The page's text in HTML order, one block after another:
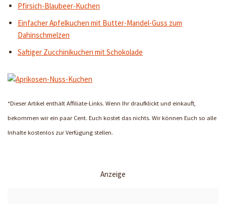
Pfirsich-Blaubeer-Kuchen
Einfacher Apfelkuchen mit Butter-Mandel-Guss zum
Dahinschmelzen
Saftiger Zucchinikuchen mit Schokolade
*Dieser Artikel enthält Affiliate-Links. Wenn Ihr draufklickt und einkauft,
bekommen wir ein paar Cent. Euch kostet das nichts. Wir können Euch so alle
Inhalte kostenlos zur Verfügung stellen.
Anzeige